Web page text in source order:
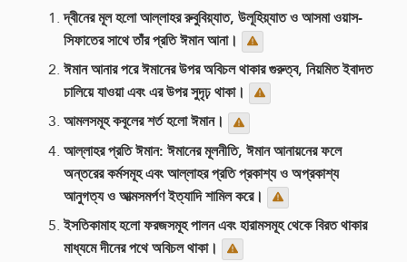
দ্বীনের মূল হলো আল্লাহর রুবুবিয়্যাত, উলূহিয়্যাত ও আসমা ওয়াস-
সিফাতের সাথে তাঁর প্রতি ঈমান আনা।
ঈমান আনার পরে ঈমানের উপর অবিচল থাকার গুরুত্ব, নিয়মিত ইবাদত
চালিয়ে যাওয়া এবং এর উপর সুদৃঢ় থাকা।
আমলসমূহ কবূলের শর্ত হলো ঈমান।
আল্লাহর প্রতি ঈমান: ঈমানের মূলনীতি, ঈমান আনায়নের ফলে
অন্তরের কর্মসমূহ এবং আল্লাহর প্রতি প্রকাশ্য ও অপ্রকাশ্য
আনুগত্য ও আত্মসমর্পণ ইত্যাদি শামিল করে।
ইসতিকামাহ হলো ফরজসমূহ পালন এবং হারামসমূহ থেকে বিরত থাকার
মাধ্যমে দীনের পথে অবিচল থাকা।